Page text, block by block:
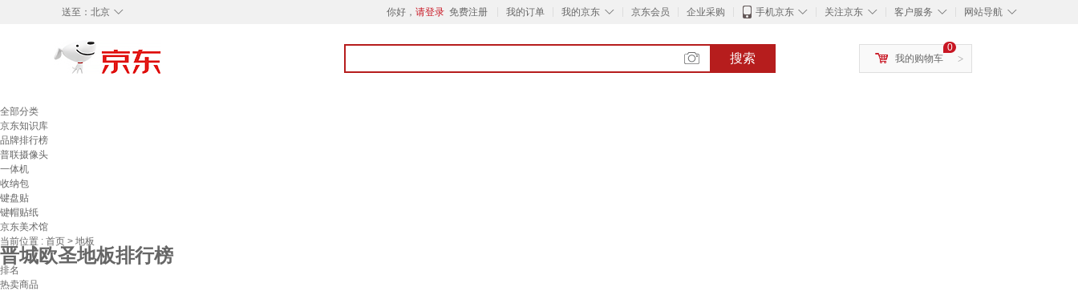
◇
送至： 北京 你好， 请登录 免费注册 我的订单 ◇
我的京东 京东会员 企业采购 ◇
手机京东 ◇
关注京东 ◇
客户服务 ◇
网站导航
搜索 >
0
我的购物车
全部分类
京东知识库
品牌排行榜
普联摄像头
一体机
收纳包
键盘贴
键帽贴纸
京东美术馆
当前位置 : 首页 > 地板
晋城欧圣地板排行榜
排名
热卖商品